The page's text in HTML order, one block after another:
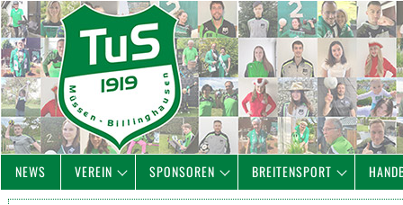
NEWS VEREIN SPONSOREN BREITENSPORT